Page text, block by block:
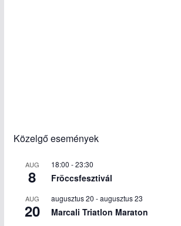
Közelgő események
AUG
8
18:00 -23:30
Fröccsfesztivál
AUG
20
augusztus 20 -augusztus 23
Marcali Triatlon Maraton